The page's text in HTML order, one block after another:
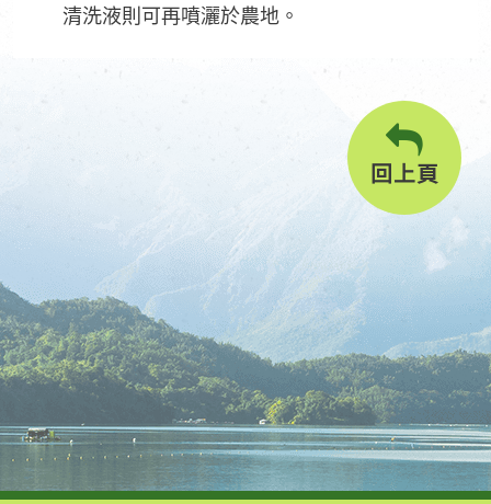
清洗液則可再噴灑於農地。
回上頁